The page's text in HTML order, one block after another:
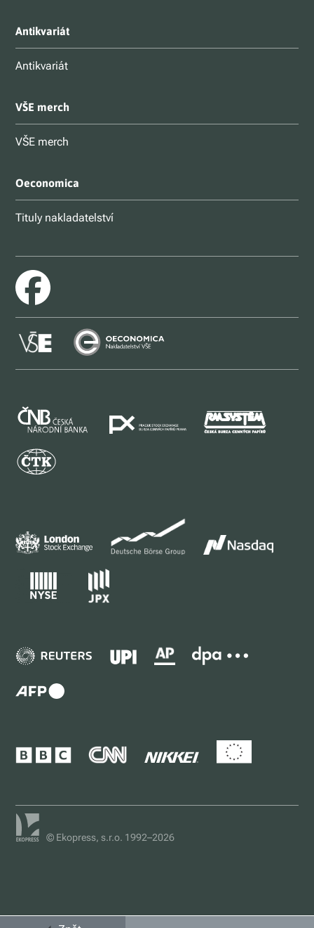
Antikvariát
Antikvariát
VŠE merch
VŠE merch
Oeconomica
Tituly nakladatelství
© Ekopress, s.r.o. 1992–2026